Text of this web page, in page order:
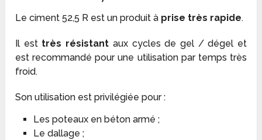
Le ciment 52,5 R est un produit à prise très rapide.
Il est très résistant aux cycles de gel / dégel et
est recommandé pour une utilisation par temps très
froid.
Son utilisation est privilégiée pour :
Les poteaux en béton armé ;
Le dallage ;